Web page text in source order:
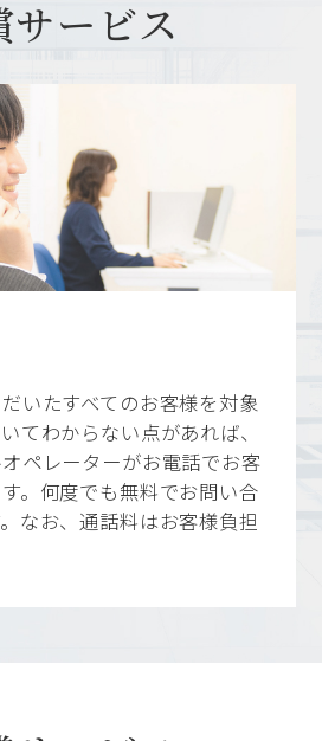
サービス
いたすべてのお客様を対象
てわからない点があれば、
ペレーターがお電話でお客
。何度でも無料でお問い合
なお、通話料はお客様負担